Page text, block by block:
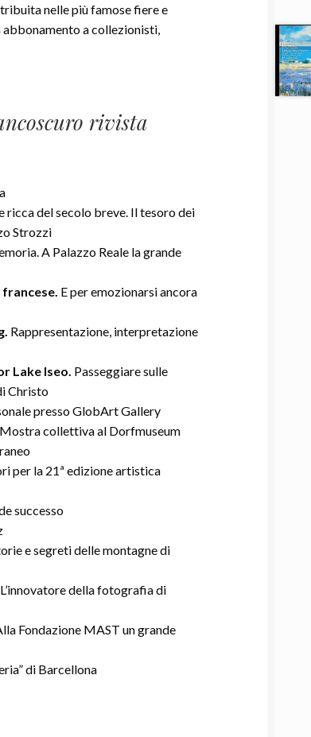
nelle più famose fiere e
a collezionisti,
rivista
ricca del secolo breve. Il tesoro dei
Strozzi
A Palazzo Reale la grande
E per emozionarsi ancora
Rappresentazione, interpretazione
Lake Iseo. Passeggiare sulle
Christo
presso GlobArt Gallery
Mostra collettiva al Dorfmuseum
per la 21ª edizione artistica
successo
e segreti delle montagne di
L’innovatore della fotografia di
Fondazione MAST un grande
di Barcellona